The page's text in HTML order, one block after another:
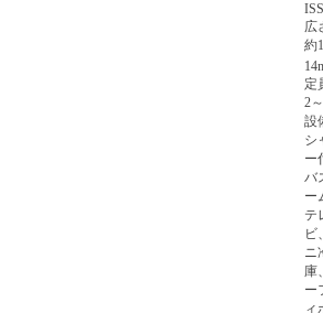
ISS
広
約
定
2
設
シ
ー
バ
ー
テ
ビ
ニ
庫
ー
ィ